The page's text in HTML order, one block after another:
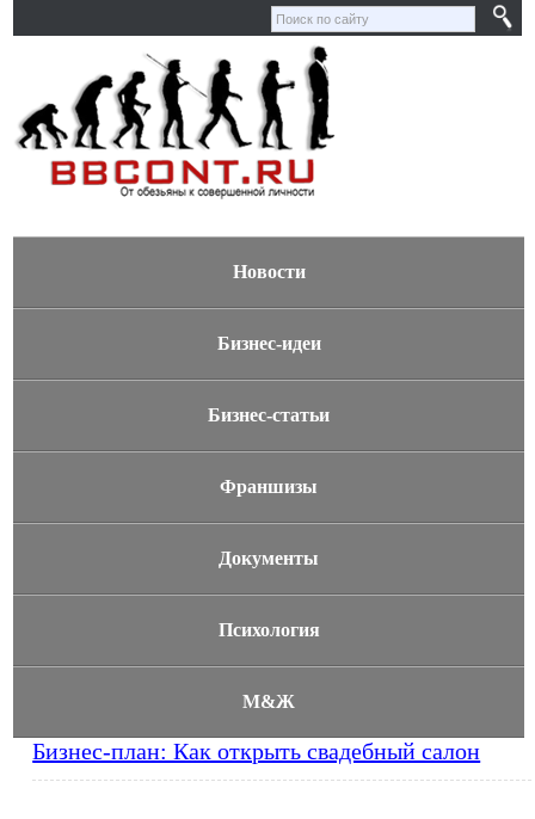
Новости
Бизнес-идеи
Бизнес-статьи
Франшизы
Документы
Психология
М&Ж
Бизнес-план: Как открыть свадебный салон